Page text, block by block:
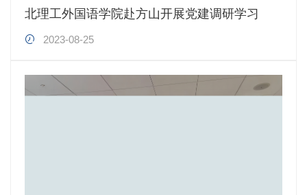
北理工外国语学院赴方山开展党建调研学习
2023-08-25